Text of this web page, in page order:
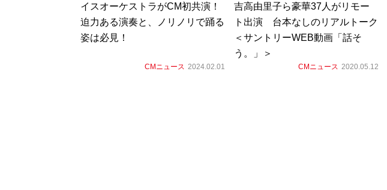
イスオーケストラがCM初共演！
迫力ある演奏と、ノリノリで踊る
姿は必見！
CMニュース 2024.02.01
吉高由里子ら豪華37人がリモー
ト出演 台本なしのリアルトーク
＜サントリーWEB動画「話そ
う。」＞
CMニュース 2020.05.12